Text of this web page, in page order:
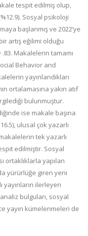
tespit edilmiş olup,
Sosyal psikoloji
başlanmış ve 2022’ye
artış eğilimi olduğu
.83. Makalelerin tamamı
Behavior and
yayınlandıkları
ortalamasına yakın atıf
bulunmuştur.
ise makale başına
ulusal çok yazarlı
tek yazarlı
edilmiştir. Sosyal
ortaklıklarla yapılan
yürürlüğe giren yeni
ilerleyen
bulguları, sosyal
yayın kümelenmeleri de